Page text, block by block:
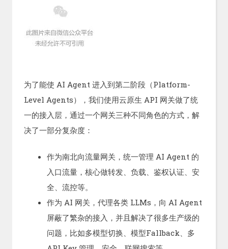
为了能使 AI Agent 进入到第二阶段（Platform-
Level Agents），我们使用云原生 API 网关做了统
一的接入层，通过一个网关三种不同角色的方式，解
决了一部分复杂度：
作为南北向流量网关，统一管理 AI Agent 的
入口流量，核心做转发、负载、鉴权认证、安
全、流控等。
作为 AI 网关，代理各类 LLMs，向 AI Agent
屏蔽了繁杂的接入，并且解决了很多生产级的
问题，比如多模型切换、模型Fallback、多